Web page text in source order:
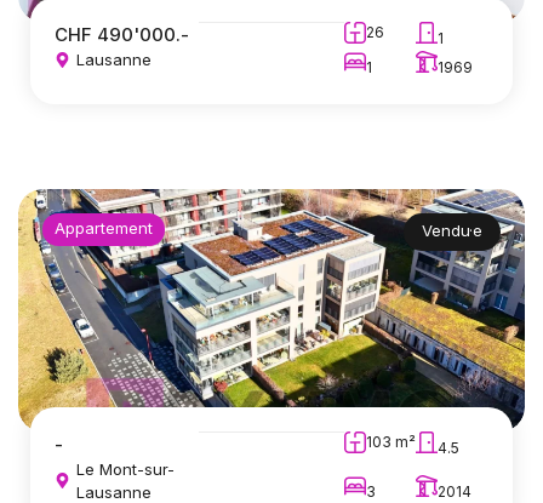
CHF 490'000.-
Lausanne
26
1
1
1969
Appartement Vendu·e
-
Le Mont-sur-
Lausanne
103 m² 4.5
3 2014